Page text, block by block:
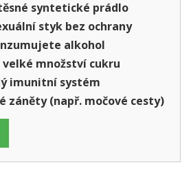
syntetické prádlo
styk bez ochrany
alkohol
množství cukru
imunitní systém
záněty (např. močové cesty)